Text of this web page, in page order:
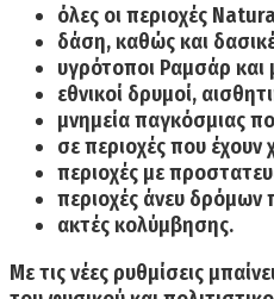
όλες οι περιοχές
δάση, καθώς και
υγρότοποι Ραμσάρ και
εθνικοί δρυμοί,
μνημεία παγκόσμιας
σε περιοχές που
περιοχές με
περιοχές άνευ δρόμων
ακτές κολύμβησης.
Με τις νέες ρυθμίσεις